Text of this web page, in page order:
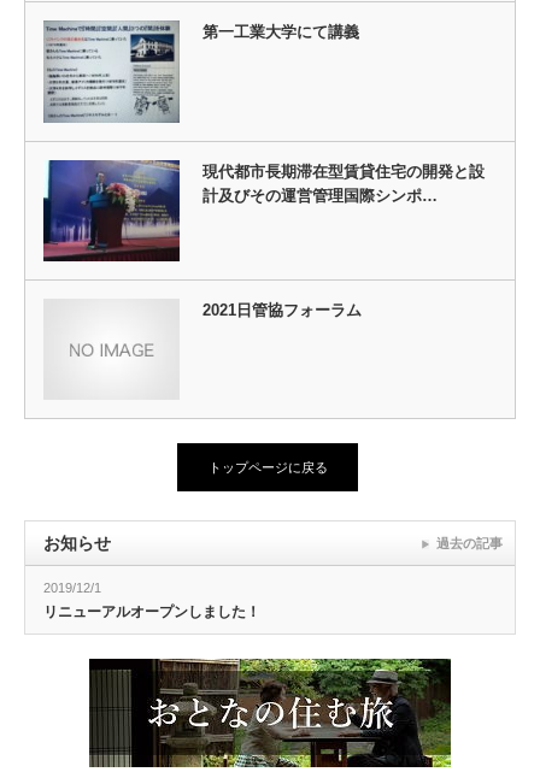
第一工業大学にて講義
現代都市長期滞在型賃貸住宅の開発と設
計及びその運営管理国際シンポ…
2021日管協フォーラム
トップページに戻る
お知らせ
2019/12/1
リニューアルオープンしました！
過去の記事